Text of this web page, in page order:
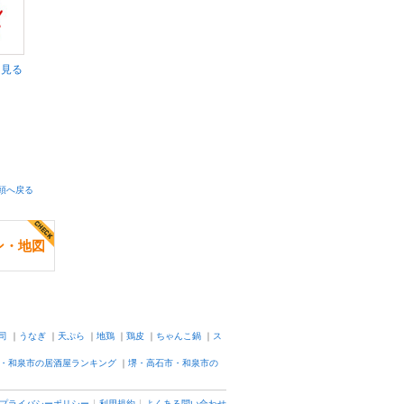
る
へ戻る
・地図
｜ うなぎ ｜ 天ぷら ｜ 地鶏 ｜ 鶏皮 ｜ ちゃんこ鍋 ｜ ス
和泉市の居酒屋ランキング ｜ 堺・高石市・和泉市の